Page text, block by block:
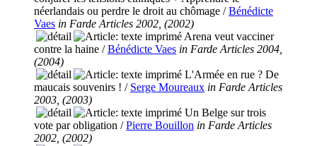
néerlandais ou perdre le droit au chômage /Bénédicte
Vaes in Farde Articles 2002, (2002)
Arena veut vacciner
contre la haine /Bénédicte Vaes in Farde Articles 2004,
(2004)
L'Armée en rue ? De
maucais souvenirs ! / Serge Moureaux in Farde Articles
2003, (2003)
Un Belge sur trois
vote par obligation /Pierre Bouillon in Farde Articles
2002, (2002)